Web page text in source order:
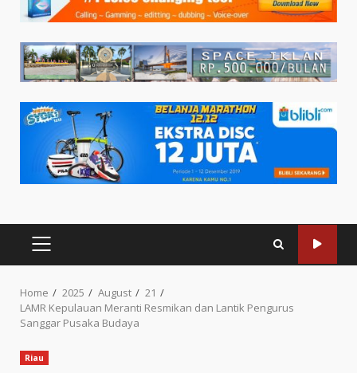
PRIMARY
MENU
Home 2025 August
21
LAMR Kepulauan Meranti Resmikan dan Lantik Pengurus
Sanggar Pusaka Budaya
Riau